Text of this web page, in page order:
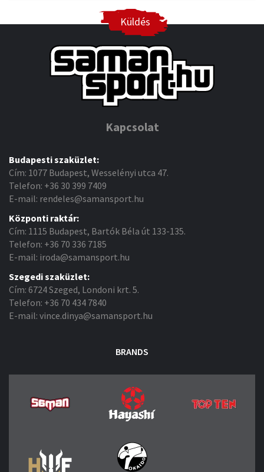
Küldés
Kapcsolat
Budapesti szaküzlet:
Cím: 1077 Budapest, Wesselényi utca 47.
Telefon: +36 30 399 7409
E-mail: rendeles@samansport.hu
Központi raktár:
Cím: 1115 Budapest, Bartók Béla út 133-135.
Telefon: +36 70 336 7185
E-mail: iroda@samansport.hu
Szegedi szaküzlet:
Cím: 6724 Szeged, Londoni krt. 5.
Telefon: +36 70 434 7840
E-mail: vince.dinya@samansport.hu
BRANDS